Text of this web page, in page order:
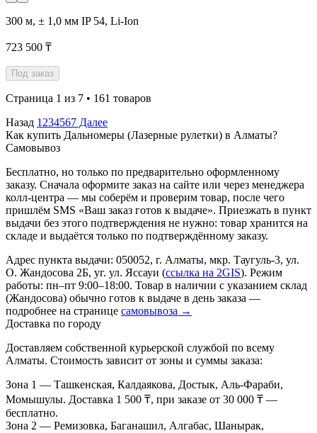
300 м, ± 1,0 мм IP 54, Li-Ion
723 500 ₸
Под заказ
Страница 1 из 7 • 161 товаров
Назад 1234567 Далее
Как купить Дальномеры (Лазерные рулетки) в Алматы?
Самовывоз
Бесплатно, но только по предварительно оформленному
заказу. Сначала оформите заказ на сайте или через менеджера
колл-центра — мы соберём и проверим товар, после чего
пришлём SMS «Ваш заказ готов к выдаче». Приезжать в пункт
выдачи без этого подтверждения не нужно: товар хранится на
складе и выдаётся только по подтверждённому заказу.
Адрес пункта выдачи: 050052, г. Алматы, мкр. Таугуль-3, ул.
О. Жандосова 2Б, уг. ул. Яссауи (ссылка на 2GIS). Режим
работы: пн–пт 9:00–18:00. Товар в наличии с указанием склад
(Жандосова) обычно готов к выдаче в день заказа —
подробнее на странице самовывоза →
Доставка по городу
Доставляем собственной курьерской службой по всему
Алматы. Стоимость зависит от зоны и суммы заказа:
Зона 1 — Ташкенская, Калдаякова, Достык, Аль-Фараби,
Момышулы. Доставка 1 500 ₸, при заказе от 30 000 ₸ —
бесплатно.
Зона 2 — Ремизовка, Баганашил, Алгабас, Шанырак,